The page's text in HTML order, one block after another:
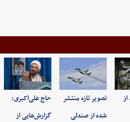
تصویر تازه منتشر
شده از صندلی
حاج علی‌اکبری:
گزارش‌هایی از